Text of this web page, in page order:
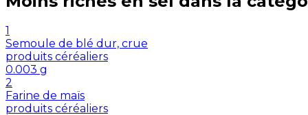
1
Semoule de blé dur, crue
produits céréaliers
0.003 g
2
Farine de maïs
produits céréaliers